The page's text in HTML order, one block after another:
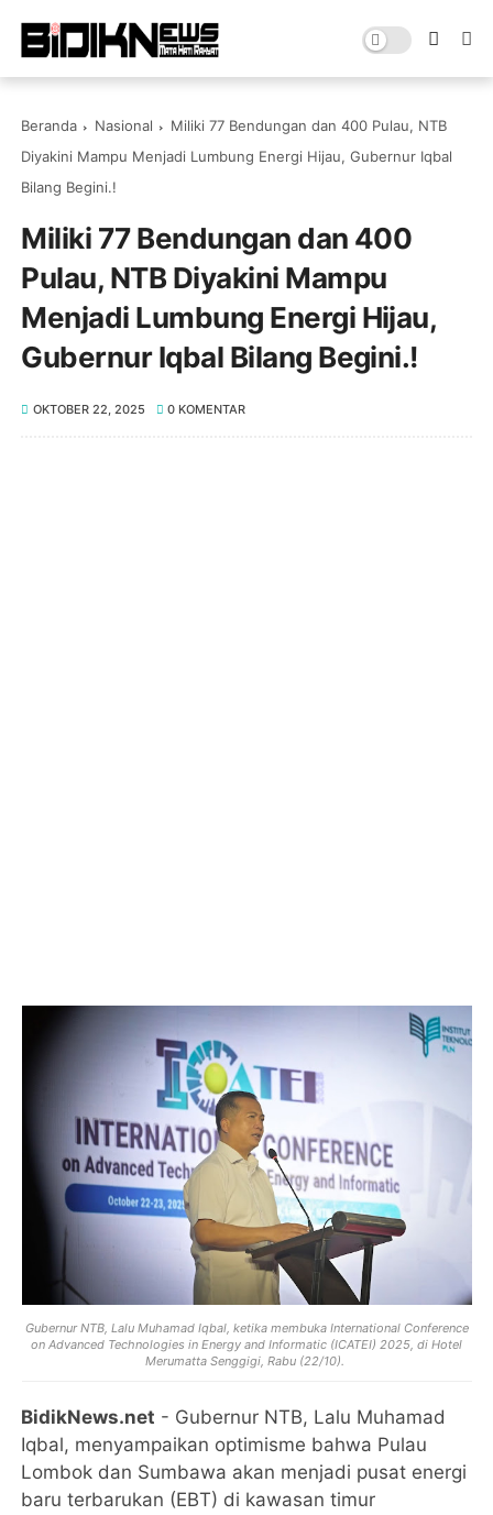
Beranda Nasional
‎Miliki 77 Bendungan dan 400 Pulau, NTB
Diyakini Mampu Menjadi Lumbung Energi Hijau, Gubernur Iqbal
Bilang Begini.!
‎Miliki 77 Bendungan dan 400
Pulau, NTB Diyakini Mampu
Menjadi Lumbung Energi Hijau,
Gubernur Iqbal Bilang Begini.!
OKTOBER 22, 2025 0 KOMENTAR
Gubernur NTB, Lalu Muhamad Iqbal, ketika membuka International Conference
on Advanced Technologies in Energy and Informatic (ICATEI) 2025, di Hotel
Merumatta Senggigi, Rabu (22/10).
BidikNews.net - Gubernur NTB, Lalu Muhamad
Iqbal, menyampaikan optimisme bahwa Pulau
Lombok dan Sumbawa akan menjadi pusat energi
baru terbarukan (EBT) di kawasan timur